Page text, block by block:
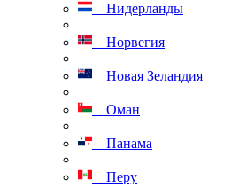
Нидерланды
Норвегия
Новая Зеландия
Оман
Панама
Перу